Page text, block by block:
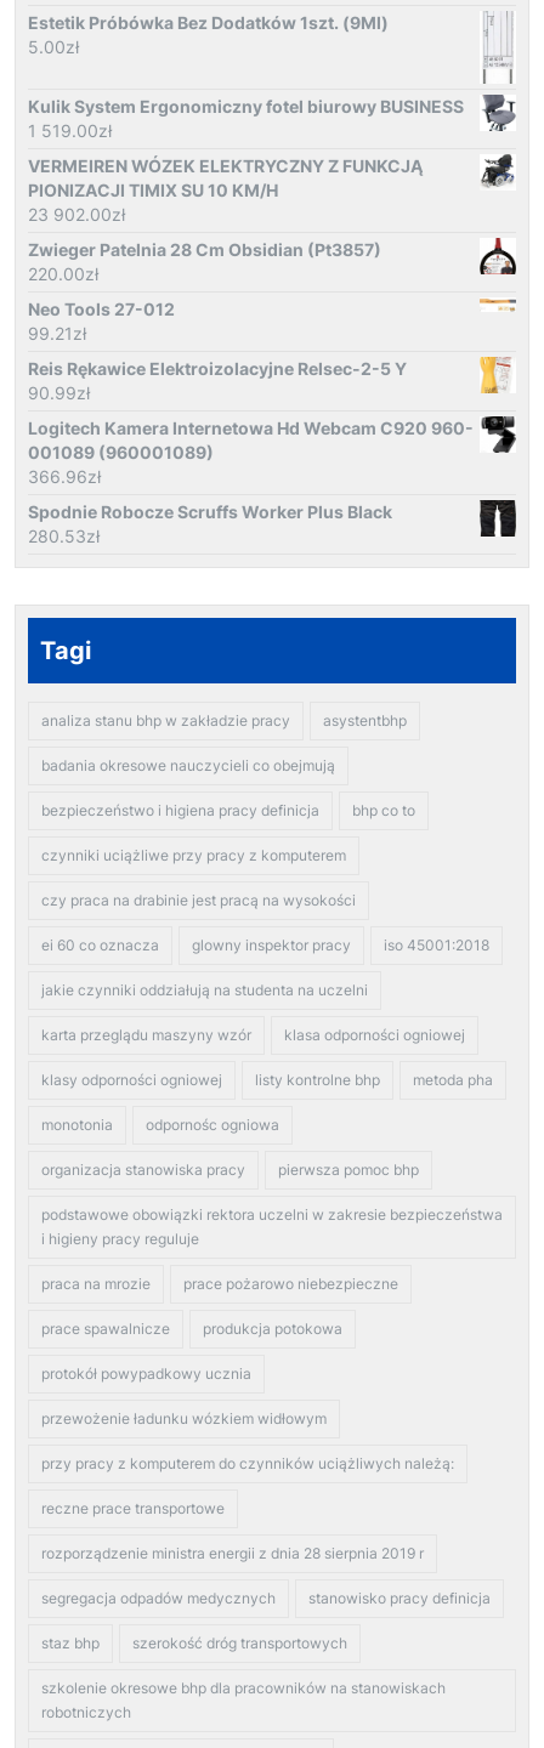
Estetik Próbówka Bez Dodatków 1szt. (9Ml)
5.00zł
Kulik System Ergonomiczny fotel biurowy BUSINESS
1 519.00zł
VERMEIREN WÓZEK ELEKTRYCZNY Z FUNKCJĄ
PIONIZACJI TIMIX SU 10 KM/H
23 902.00zł
Zwieger Patelnia 28 Cm Obsidian (Pt3857)
220.00zł
Neo Tools 27-012
99.21zł
Reis Rękawice Elektroizolacyjne Relsec-2-5 Y
90.99zł
Logitech Kamera Internetowa Hd Webcam C920 960-
001089 (960001089)
366.96zł
Spodnie Robocze Scruffs Worker Plus Black
280.53zł
Tagi
analiza stanu bhp w zakładzie pracy asystentbhp
badania okresowe nauczycieli co obejmują
bezpieczeństwo i higiena pracy definicja bhp co to
czynniki uciążliwe przy pracy z komputerem
czy praca na drabinie jest pracą na wysokości
ei 60 co oznacza glowny inspektor pracy iso 45001:2018
jakie czynniki oddziałują na studenta na uczelni
karta przeglądu maszyny wzór klasa odporności ogniowej
klasy odporności ogniowej listy kontrolne bhp metoda pha
monotonia odpornośc ogniowa
organizacja stanowiska pracy pierwsza pomoc bhp
podstawowe obowiązki rektora uczelni w zakresie bezpieczeństwa
i higieny pracy reguluje
praca na mrozie prace pożarowo niebezpieczne
prace spawalnicze produkcja potokowa
protokół powypadkowy ucznia
przewożenie ładunku wózkiem widłowym
przy pracy z komputerem do czynników uciążliwych należą:
reczne prace transportowe
rozporządzenie ministra energii z dnia 28 sierpnia 2019 r
segregacja odpadów medycznych stanowisko pracy definicja
staz bhp szerokość dróg transportowych
szkolenie okresowe bhp dla pracowników na stanowiskach
robotniczych